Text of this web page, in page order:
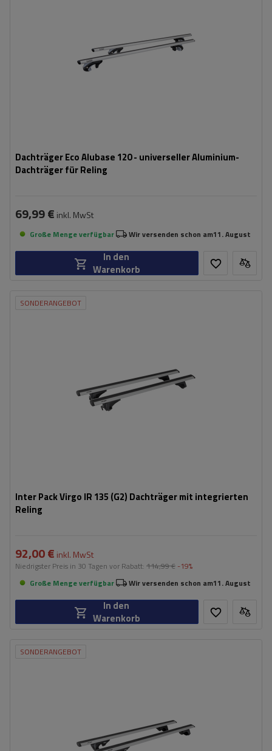
Dachträger Eco Alubase 120 - universeller Aluminium-
Dachträger für Reling
69,99 € inkl. MwSt
Große Menge verfügbar Wir versenden schon am11. August
In den
Warenkorb
SONDERANGEBOT
Inter Pack Virgo IR 135 (G2) Dachträger mit integrierten
Reling
92,00 € inkl. MwSt
Niedrigster Preis in 30 Tagen vor Rabatt: 114,99 € -19%
Große Menge verfügbar
Wir versenden schon am11. August
In den
Warenkorb
SONDERANGEBOT